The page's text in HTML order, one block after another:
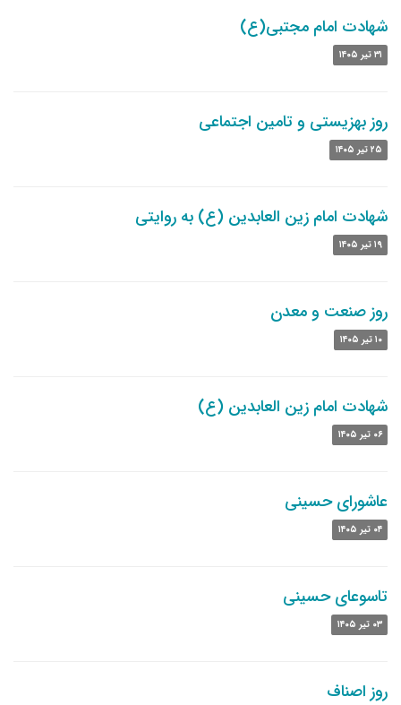
شهادت امام مجتبی(ع)
۳۱ تیر ۱۴۰۵
روز بهزیستی و تامین اجتماعی
۲۵ تیر ۱۴۰۵
شهادت امام زین العابدین (ع) به روایتی
۱۹ تیر ۱۴۰۵
روز صنعت و معدن
۱۰ تیر ۱۴۰۵
شهادت امام زین العابدین (ع)
۰۶ تیر ۱۴۰۵
عاشورای حسینی
۰۴ تیر ۱۴۰۵
تاسوعای حسینی
۰۳ تیر ۱۴۰۵
روز اصناف